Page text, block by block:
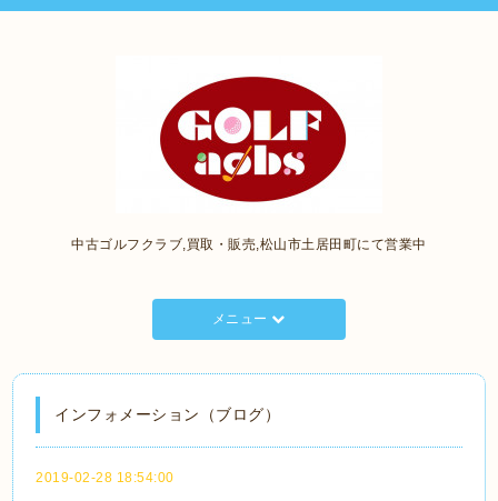
中古ゴルフクラブ,買取・販売,松山市土居田町にて営業中
メニュー
インフォメーション（ブログ）
2019-02-28 18:54:00